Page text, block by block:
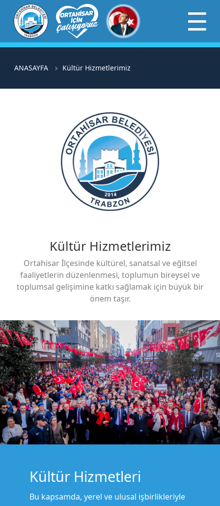
×
☰
ANASAYFA Kültür Hizmetlerimiz
Kültür Hizmetlerimiz
Ortahisar İlçesinde kültürel, sanatsal ve eğitsel
faaliyetlerin düzenlenmesi, toplumun bireysel ve
toplumsal gelişimine katkı sağlamak için büyük bir
önem taşır.
Kültür Hizmetleri
Bu kapsamda, yerel ve ulusal işbirlikleriyle